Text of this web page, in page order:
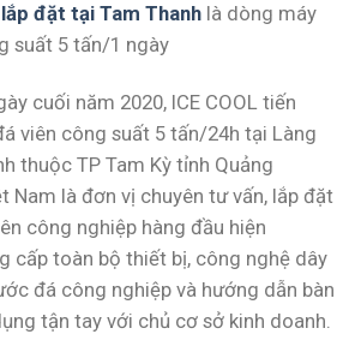
đặt tại Tam Thanh là dòng máy
suất 5 tấn/1 ngày
cuối năm 2020, ICE COOL tiến
viên công suất 5 tấn/24h tại Làng
thuộc TP Tam Kỳ tỉnh Quảng
Nam là đơn vị chuyên tư vấn, lắp đặt
công nghiệp hàng đầu hiện
cấp toàn bộ thiết bị, công nghệ dây
đá công nghiệp và hướng dẫn bàn
tận tay với chủ cơ sở kinh doanh.